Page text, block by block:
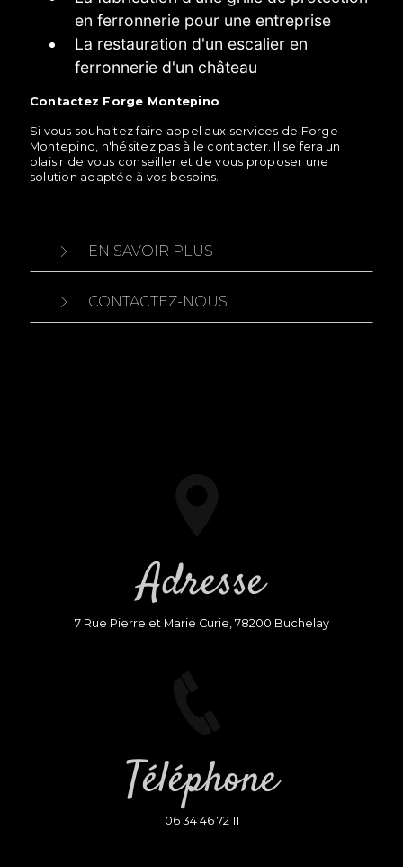
en ferronnerie pour une entreprise
La restauration d'un escalier en
ferronnerie d'un château
Contactez Forge Montepino
Si vous souhaitez faire appel aux services de Forge
Montepino, n'hésitez pas à le contacter. Il se fera un
plaisir de vous conseiller et de vous proposer une
solution adaptée à vos besoins.
EN SAVOIR PLUS
CONTACTEZ-NOUS
Adresse
7 Rue Pierre et Marie Curie, 78200 Buchelay
Téléphone
06 34 46 72 11